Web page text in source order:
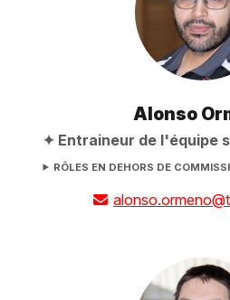
Alonso
Entraineur de l'équipe
RÔLES EN DEHORS DE